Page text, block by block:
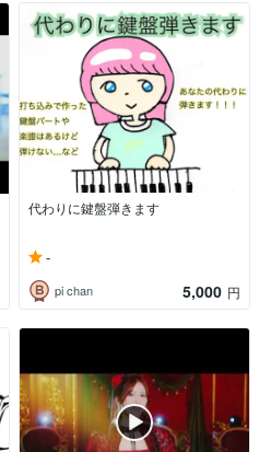
代わりに鍵盤弾きます
-
pi chan 5,000 円